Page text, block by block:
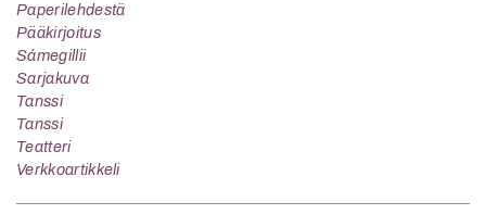
Paperilehdestä
Pääkirjoitus
Sámegillii
Sarjakuva
Tanssi
Tanssi
Teatteri
Verkkoartikkeli